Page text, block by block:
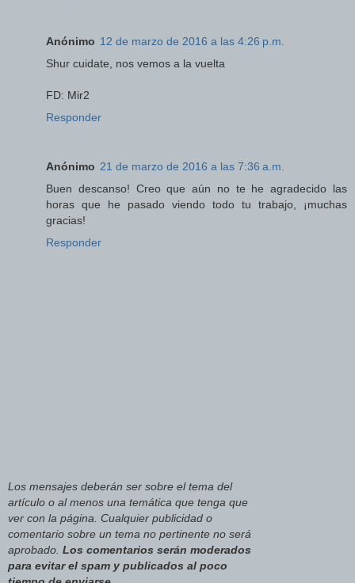
Anónimo 12 de marzo de 2016 a las 4:26 p.m.
Shur cuidate, nos vemos a la vuelta
FD: Mir2
Responder
Anónimo 21 de marzo de 2016 a las 7:36 a.m.
Buen descanso! Creo que aún no te he agradecido las
horas que he pasado viendo todo tu trabajo, ¡muchas
gracias!
Responder
Los mensajes deberán ser sobre el tema del
artículo o al menos una temática que tenga que
ver con la página. Cualquier publicidad o
comentario sobre un tema no pertinente no será
aprobado. Los comentarios serán moderados
para evitar el spam y publicados al poco